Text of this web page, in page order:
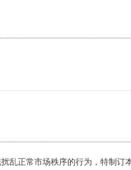
正常市场秩序的行为，特制订